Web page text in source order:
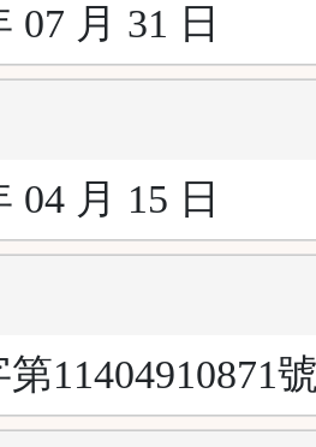
07 月 31 日
04 月 15 日
11404910871